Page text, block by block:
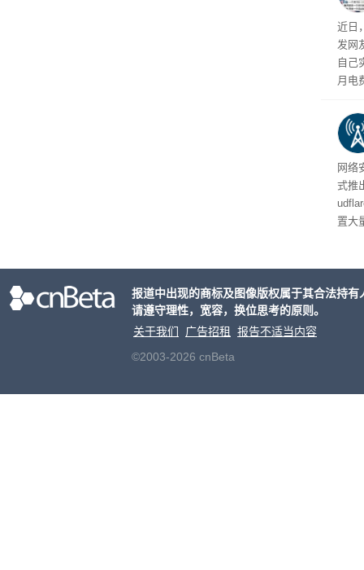
近日
发网
自己
月电
网络
式推
置大
报道中出现的商标及图像版权属于其合法持
请遵守理性，宽容，换位思考的原则。
关于我们
广告招租
报告不适当内容
©2003-2026 cnBeta